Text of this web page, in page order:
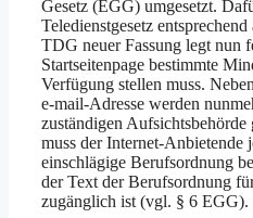
Gesetz (EGG) umgesetzt.
Teledienstgesetz
TDG neuer Fassung legt nun
Startseitenpage bestimmte
Verfügung stellen muss.
e-mail-Adresse werden
zuständigen
muss der Internet-Anbietende
einschlägige Berufsordnung
der Text der Berufsordnung
zugänglich ist (vgl. § 6 EGG).